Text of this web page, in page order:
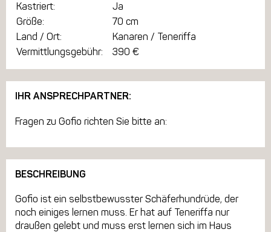
Kastriert:
Ja
Größe:
70 cm
Land / Ort:
Kanaren / Teneriffa
Vermittlungsgebühr:
390 €
IHR ANSPRECHPARTNER:
Fragen zu Gofio richten Sie bitte an:
BESCHREIBUNG
Gofio ist ein selbstbewusster Schäferhundrüde, der
noch einiges lernen muss. Er hat auf Teneriffa nur
draußen gelebt und muss erst lernen sich im Haus